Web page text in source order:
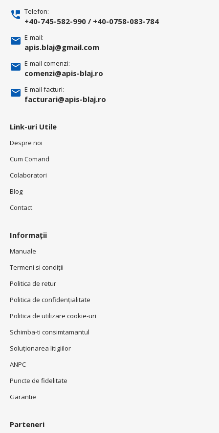
Telefon:
+40-745-582-990 / +40-0758-083-784
E-mail:
apis.blaj@gmail.com
E-mail comenzi:
comenzi@apis-blaj.ro
E-mail facturi:
facturari@apis-blaj.ro
Link-uri Utile
Despre noi
Cum Comand
Colaboratori
Blog
Contact
Informații
Manuale
Termeni si condiţii
Politica de retur
Politica de confidenţialitate
Politica de utilizare cookie-uri
Schimba-ti consimtamantul
Soluționarea litigiilor
ANPC
Puncte de fidelitate
Garantie
Parteneri